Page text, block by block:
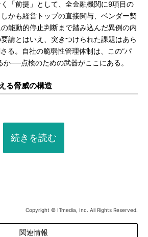
「前提」として、全金融機関に9項目の
かも経営トップの直接関与、ベンダー契
能動的停止判断まで踏み込んだ異例の内
請とはいえ、突きつけられた課題はあら
る。自社の脆弱性管理体制は、この“パ
か──点検のための武器がここにある。
る脅威の構造
続きを読む
Copyright © ITmedia, Inc. All Rights Reserved.
関連情報